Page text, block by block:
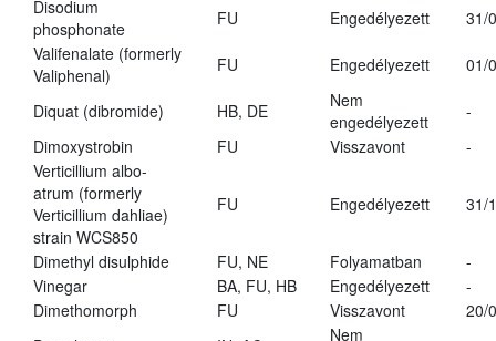
Disodium
phosphonate
FU Engedélyezett
31/
Valifenalate (formerly
Valiphenal)
FU Engedélyezett 01/
Diquat (dibromide) HB, DE
Nem
engedélyezett
-
Dimoxystrobin
FU Visszavont
-
Verticillium albo-
atrum (formerly
Verticillium dahliae)
strain WCS850
FU Engedélyezett 31/
Dimethyl disulphide FU, NE Folyamatban
-
Vinegar
BA, FU, HB Engedélyezett
-
Dimethomorph
FU Visszavont
20/
Nem